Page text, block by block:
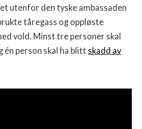
utenfor den tyske ambassaden
tåregass og oppløste
vold. Minst tre personer skal
person skal ha blitt skadd av